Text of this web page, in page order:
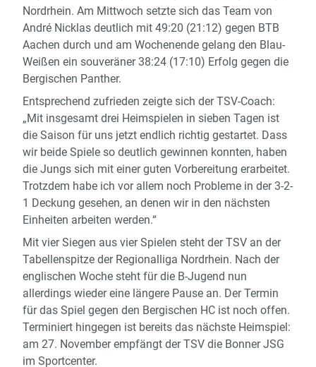
Nordrhein. Am Mittwoch setzte sich das Team von
André Nicklas deutlich mit 49:20 (21:12) gegen BTB
Aachen durch und am Wochenende gelang den Blau-
Weißen ein souveräner 38:24 (17:10) Erfolg gegen die
Bergischen Panther.
Entsprechend zufrieden zeigte sich der TSV-Coach:
„Mit insgesamt drei Heimspielen in sieben Tagen ist
die Saison für uns jetzt endlich richtig gestartet. Dass
wir beide Spiele so deutlich gewinnen konnten, haben
die Jungs sich mit einer guten Vorbereitung erarbeitet.
Trotzdem habe ich vor allem noch Probleme in der 3-2-
1 Deckung gesehen, an denen wir in den nächsten
Einheiten arbeiten werden.“
Mit vier Siegen aus vier Spielen steht der TSV an der
Tabellenspitze der Regionalliga Nordrhein. Nach der
englischen Woche steht für die B-Jugend nun
allerdings wieder eine längere Pause an. Der Termin
für das Spiel gegen den Bergischen HC ist noch offen.
Terminiert hingegen ist bereits das nächste Heimspiel:
am 27. November empfängt der TSV die Bonner JSG
im Sportcenter.